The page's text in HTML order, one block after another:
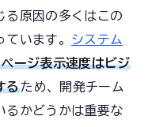
る原因の多くはこの
ています。 システム
ページ表示速度はビジ
るため、開発チーム
るかどうかは重要な